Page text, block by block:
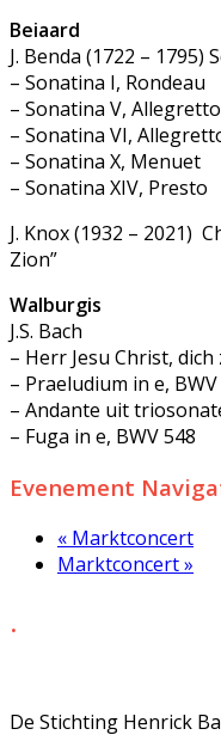
Beiaard
J. Benda (1722 – 1795)
– Sonatina I, Rondeau
– Sonatina V, Allegretto
– Sonatina VI,
– Sonatina X, Menuet
– Sonatina XIV, Presto
J. Knox (1932 – 2021)
Zion”
Walburgis
J.S. Bach
– Herr Jesu Christ, dich
– Praeludium in e, BWV
– Andante uit
– Fuga in e, BWV 548
Evenement
« Marktconcert
Marktconcert»
.
De Stichting Henrick